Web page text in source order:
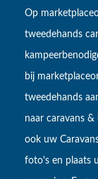
Op
tweedehands
bij
tweedehands
naar caravans
ook uw
foto's en plaats